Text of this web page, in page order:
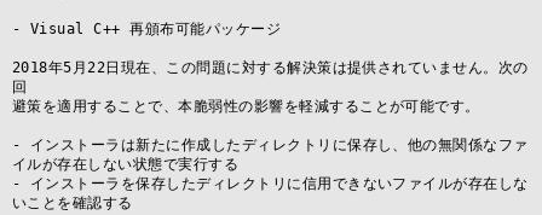
- Visual C++ 再頒布可能パッケージ
2018年5月22日現在、この問題に対する解決策は提供されていません。次の
回
避策を適用することで、本脆弱性の影響を軽減することが可能です。
- インストーラは新たに作成したディレクトリに保存し、他の無関係なファ
イルが存在しない状態で実行する
- インストーラを保存したディレクトリに信用できないファイルが存在しな
いことを確認する